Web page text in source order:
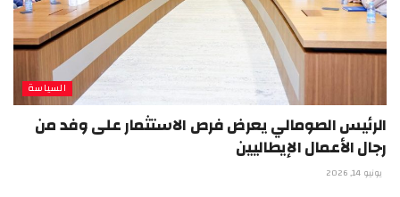
السياسة
الرئيس الصومالي يعرض فرص الاستثمار على وفد من
رجال الأعمال الإيطاليين
يونيو 14, 2026